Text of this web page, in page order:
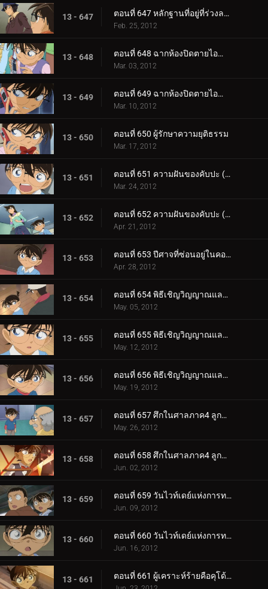
13 - 647 ตอนที่ 647 หลักฐานที่อยู่ที่ร่วงลงมา
Feb. 25, 2012
13 - 648 ตอนที่ 648 ฉากห้องปิดตายไอน้ำ (ตอน 1)
Mar. 03, 2012
13 - 649 ตอนที่ 649 ฉากห้องปิดตายไอน้ำ (ตอน 2)
Mar. 10, 2012
13 - 650 ตอนที่ 650 ผู้รักษาความยุติธรรม
Mar. 17, 2012
13 - 651 ตอนที่ 651 ความฝันของคับปะ (ตอน 1)
Mar. 24, 2012
13 - 652 ตอนที่ 652 ความฝันของคับปะ (ตอน 2)
Apr. 21, 2012
13 - 653 ตอนที่ 653 ปีศาจที่ซ่อนอยู่ในคอร์ตเทนนิส
Apr. 28, 2012
13 - 654 ตอนที่ 654 พิธีเชิญวิญญาณและคดีฆาตกรรมในห้องปิดตาย (ตอน 1)
May. 05, 2012
13 - 655 ตอนที่ 655 พิธีเชิญวิญญาณและคดีฆาตกรรมในห้องปิดตาย (ตอน 2)
May. 12, 2012
13 - 656 ตอนที่ 656 พิธีเชิญวิญญาณและคดีฆาตกรรมในห้องปิดตาย (ตอน 3)
May. 19, 2012
13 - 657 ตอนที่ 657 ศึกในศาลภาค4 ลูกขุนผู้ชี้ขาดคือโคบายาชิ สึมิโกะ (ตอน 1)
May. 26, 2012
13 - 658 ตอนที่ 658 ศึกในศาลภาค4 ลูกขุนผู้ชี้ขาดคือโคบายาชิ สึมิโกะ (ตอน 2)
Jun. 02, 2012
13 - 659 ตอนที่ 659 วันไวท์เดย์แห่งการทรยศ (ตอน 1)
Jun. 09, 2012
13 - 660 ตอนที่ 660 วันไวท์เดย์แห่งการทรยศ (ตอน 2)
Jun. 16, 2012
13 - 661 ตอนที่ 661 ผู้เคราะห์ร้ายคือคุโด้ ชินอิจิ